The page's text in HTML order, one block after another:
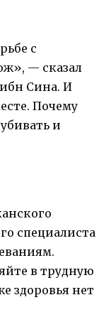
с
— сказал
Сина. И
Почему
и
специалиста
в трудную
здоровья нет